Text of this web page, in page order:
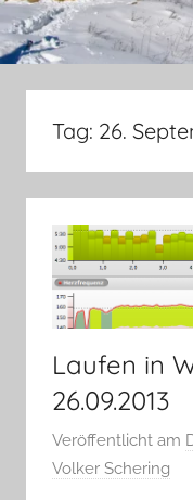
Tag: 26.
Laufen in
26.09.2013
Veröffentlicht am
Volker Schering